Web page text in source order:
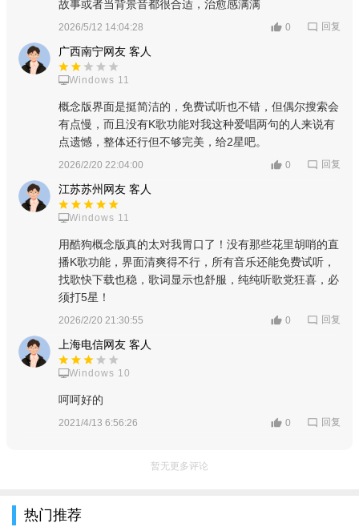
卡拉OK终极体验
酷狗独创“动感歌词”技术，轻松享受制作过程，体验卡拉OK
小编评测
与手机正式版酷狗音乐相比，概念版抛弃了直播，K歌等一些
臃肿功能，保留了听歌与个人纯净听歌功能，桌面显示歌词等
等！为一直在寻找纯净版酷狗音乐或者修改的小伙伴带来了福
故事或者当背景音都很合适，治愈感满满
2026/5/12 14:04:28 0 回复
广西南宁网友 客人
Windows 11
概念版界面是挺简洁的，免费试听也不错，但偶尔搜索会
有点慢，而且没有K歌功能对我这种爱唱两句的人来说有
点遗憾，整体还行但不够完美，给2星吧。
2026/2/20 22:04:00 0 回复
江苏苏州网友 客人
Windows 11
用酷狗概念版真的太对我胃口了！没有那些花里胡哨的直
播K歌功能，界面清爽得不行，所有音乐还能免费试听，
找歌快下载也稳，歌词显示也舒服，纯纯听歌党狂喜，必
须打5星！
2026/2/20 21:30:55 0 回复
上海电信网友 客人
Windows 10
呵呵好的
2021/4/13 6:56:26 0 回复
暂无更多评论
热门推荐